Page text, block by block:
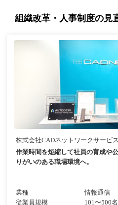
組織改革・人事制度の見
株式会社CADネットワークサービス
作業時間を短縮して社員の育成や
りがいのある職場環境へ。
業種
情報通信
従業員規模
101〜500名